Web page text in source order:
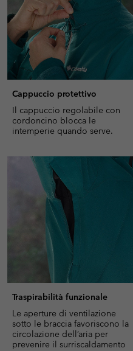
Cappuccio protettivo
Il cappuccio regolabile con
cordoncino blocca le
intemperie quando serve.
Traspirabilità funzionale
Le aperture di ventilazione
sotto le braccia favoriscono la
circolazione dell’aria per
prevenire il surriscaldamento